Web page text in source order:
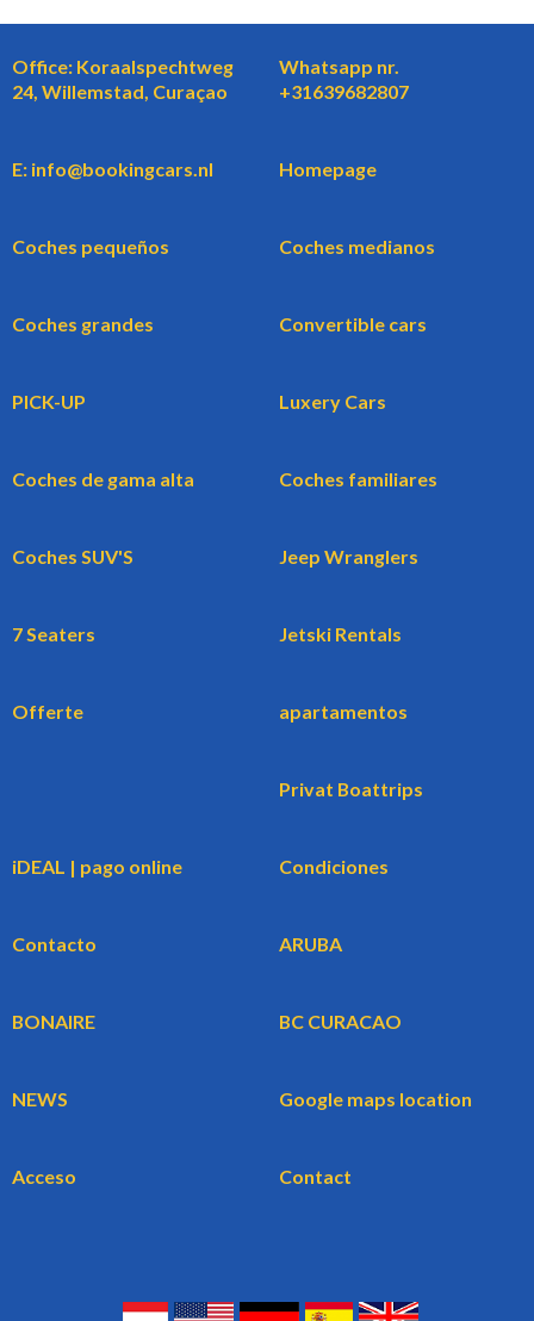
Office: Koraalspechtweg
24, Willemstad, Curaçao
Whatsapp nr.
+31639682807
E: info@bookingcars.nl Homepage
Coches pequeños Coches medianos
Coches grandes Convertible cars
PICK-UP Luxery Cars
Coches de gama alta Coches familiares
Coches SUV'S Jeep Wranglers
7 Seaters Jetski Rentals
Offerte apartamentos
Privat Boattrips
iDEAL | pago online Condiciones
Contacto ARUBA
BONAIRE BC CURACAO
NEWS Google maps location
Acceso Contact